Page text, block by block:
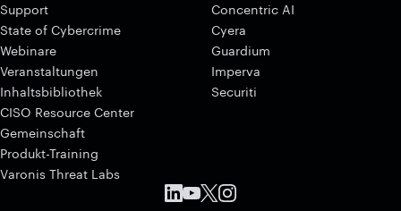
Support
State of Cybercrime
Webinare
Veranstaltungen
Inhaltsbibliothek
CISO Resource Center
Gemeinschaft
Produkt-Training
Varonis Threat Labs
Concentric AI
Cyera
Guardium
Imperva
Securiti